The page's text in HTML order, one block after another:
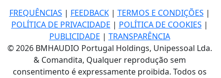
FREQUÊNCIAS | FEEDBACK| TERMOS E CONDIÇÕES |
POLÍTICA DE PRIVACIDADE | POLÍTICA DE COOKIES |
PUBLICIDADE | TRANSPARÊNCIA
© 2026 BMHAUDIO Portugal Holdings, Unipessoal Lda.
& Comandita, Qualquer reprodução sem
consentimento é expressamente proibida. Todos os